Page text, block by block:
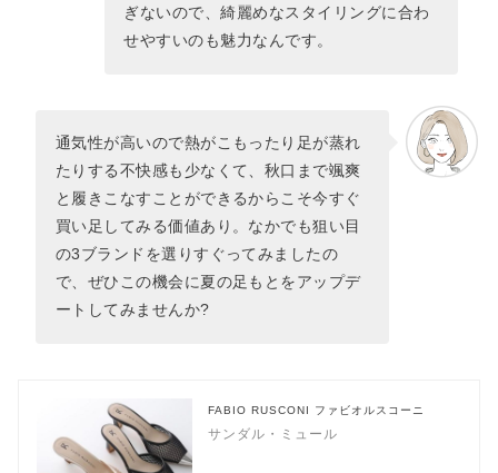
ぎないので、綺麗めなスタイリングに合わ
せやすいのも魅力なんです。
通気性が高いので熱がこもったり足が蒸れ
たりする不快感も少なくて、秋口まで颯爽
と履きこなすことができるからこそ今すぐ
買い足してみる価値あり。なかでも狙い目
の3ブランドを選りすぐってみましたの
で、ぜひこの機会に夏の足もとをアップデ
ートしてみませんか?
FABIO RUSCONI ファビオルスコーニ
サンダル・ミュール